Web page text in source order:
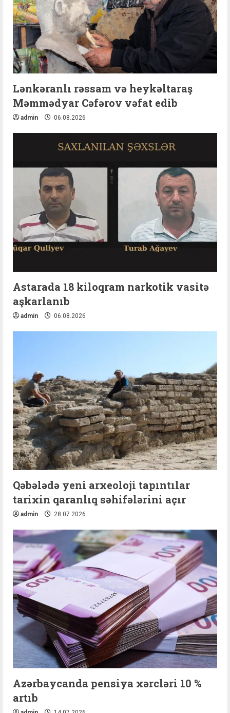
Lənkəranlı rəssam və heykəltaraş
Məmmədyar Cəfərov vəfat edib
admin 06.08.2026
Astarada 18 kiloqram narkotik vasitə
aşkarlanıb
admin 06.08.2026
Qəbələdə yeni arxeoloji tapıntılar
tarixin qaranlıq səhifələrini açır
admin 28.07.2026
Azərbaycanda pensiya xərcləri 10 %
artıb